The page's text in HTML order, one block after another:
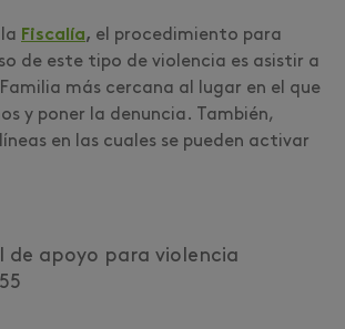
Fiscalía, el procedimiento para
de este tipo de violencia es asistir a
más cercana al lugar en el que
y poner la denuncia. También,
en las cuales se pueden activar
de apoyo para violencia